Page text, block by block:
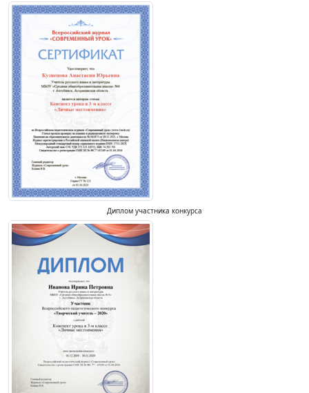
Диплом участника конкурса